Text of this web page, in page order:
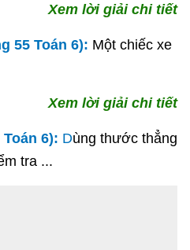
Xem lời giải chi tiết
55 Toán 6): Một chiếc xe
Xem lời giải chi tiết
6): Dùng thước thẳng
tra ...